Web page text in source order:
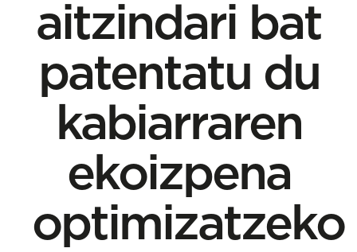
aitzindari bat
patentatu du
kabiarraren
ekoizpena
optimizatzeko